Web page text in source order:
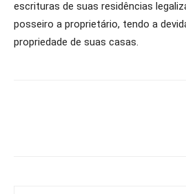
escrituras de suas residências
posseiro a proprietário, tendo a
propriedade de suas casas.